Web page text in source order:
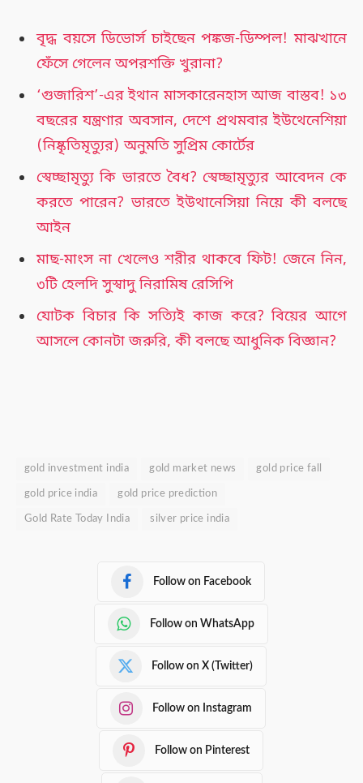
বৃদ্ধ বয়সে ডিভোর্স চাইছেন পঙ্কজ-ডিম্পল! মাঝখানে
ফেঁসে গেলেন অপরশক্তি খুরানা?
‘গুজারিশ’-এর ইথান মাসকারেনহাস আজ বাস্তব! ১৩
বছরের যন্ত্রণার অবসান, দেশে প্রথমবার ইউথেনেশিয়া
(নিষ্কৃতিমৃত্যুর) অনুমতি সুপ্রিম কোর্টের
স্বেচ্ছামৃত্যু কি ভারতে বৈধ? স্বেচ্ছামৃত্যুর আবেদন কে
করতে পারেন? ভারতে ইউথানেসিয়া নিয়ে কী বলছে
আইন
মাছ-মাংস না খেলেও শরীর থাকবে ফিট! জেনে নিন,
৩টি হেলদি সুস্বাদু নিরামিষ রেসিপি
যোটক বিচার কি সত্যিই কাজ করে? বিয়ের আগে
আসলে কোনটা জরুরি, কী বলছে আধুনিক বিজ্ঞান?
gold investment india gold market news gold price fall
gold price india gold price prediction
Gold Rate Today India silver price india
Follow on Facebook
Follow on WhatsApp
Follow on X (Twitter)
Follow on Instagram
Follow on Pinterest